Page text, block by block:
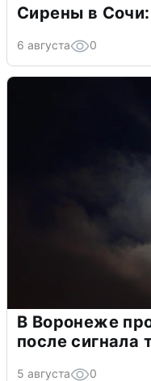
Сирены в
6 августа 0
В Воронеже
после сигнала
5 августа 0